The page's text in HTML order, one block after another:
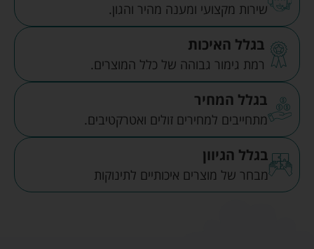
שירות מקצועי ומענה מהיר והגון.
בגלל האיכות
רמת גימור גבוהה של כלל המוצרים.
בגלל המחיר
מתחייבים למחירים זולים ואטרקטיבים.
בגלל הגיוון
מבחר של מוצרים איכותיים לתינוקות